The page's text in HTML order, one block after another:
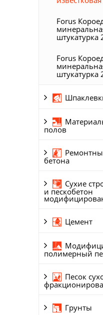
Forus
штукатурка
Forus
штукатурка
полов
бетона
Сухие
и пескобетон
Цемент
полимерный
Песок
Грунты